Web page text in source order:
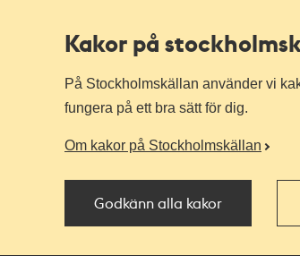
Kakor på
På Stockholmskällan använder vi
fungera på ett bra sätt för dig.
Om kakor på Stockholmskällan
Godkänn alla kakor